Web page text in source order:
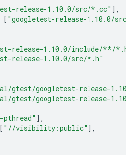
release-1.10.0/src/*.cc" ],
[ "googletest-release-1.10.0/
release-1.10.0/include/**/*.h"
release-1.10.0/src/*.h"
gtest/googletest-release-
gtest/googletest-release-
pthread" ],
[ "//visibility:public" ],